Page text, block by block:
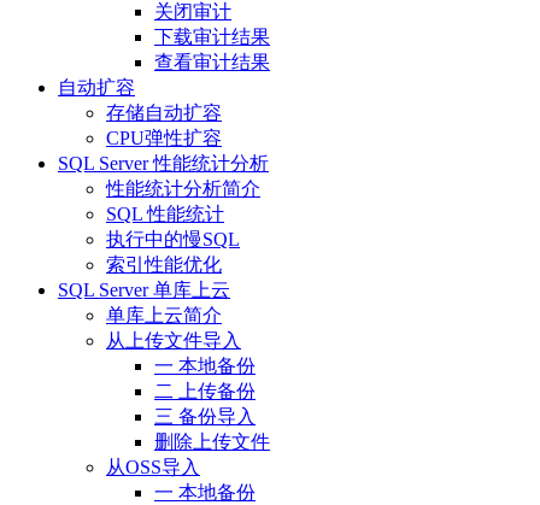
关闭审计
下载审计结果
查看审计结果
自动扩容
存储自动扩容
CPU弹性扩容
SQL Server 性能统计分析
性能统计分析简介
SQL 性能统计
执行中的慢SQL
索引性能优化
SQL Server 单库上云
单库上云简介
从上传文件导入
一 本地备份
二 上传备份
三 备份导入
删除上传文件
从OSS导入
一 本地备份